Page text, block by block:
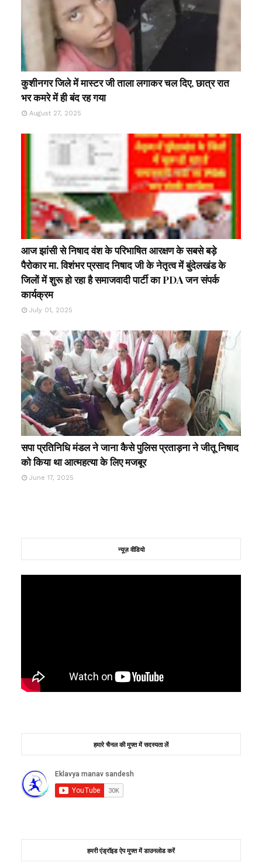
कुशीनगर जिले में मास्टर जी ताला लगाकर चल दिए, छात्र रात
भर कमरे में ही बंद रह गया
August 27, 2025
आज झांसी से निषाद वंश के परिभाषित आरक्षण के सबसे बड़े
पैरोकार मा. विशंभर प्रसाद निषाद जी के नेतृत्व में बुंदेलखंड के
जिलों में शुरू हो रहा है समाजवादी पार्टी का PDA जन संपर्क
कार्यक्रम
July 01, 2025
सपा प्रतिनिधि मंडल ने जाना कैसे पुलिस प्रताड़ना ने जीतू निषाद
को किया था आत्महत्या के लिए मजबूर
June 17, 2025
न्यूज़ वीडियो
हमारे चैनल की मुफ्त में सदस्यता लें
हमरी एंड्रॉइड ऐप मुफ्त में डाउनलोड करें